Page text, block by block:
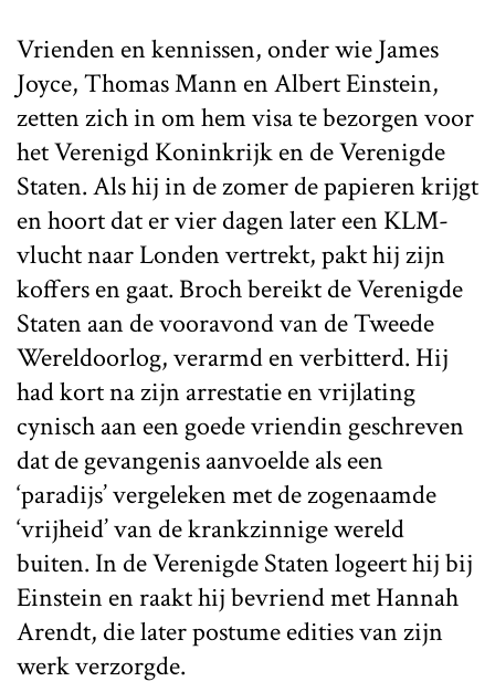
Vrienden en kennissen, onder wie James
Joyce, Thomas Mann en Albert Einstein,
zetten zich in om hem visa te bezorgen voor
het Verenigd Koninkrijk en de Verenigde
Staten. Als hij in de zomer de papieren krijgt
en hoort dat er vier dagen later een KLM-
vlucht naar Londen vertrekt, pakt hij zijn
koffers en gaat. Broch bereikt de Verenigde
Staten aan de vooravond van de Tweede
Wereldoorlog, verarmd en verbitterd. Hij
had kort na zijn arrestatie en vrijlating
cynisch aan een goede vriendin geschreven
dat de gevangenis aanvoelde als een
‘paradijs’ vergeleken met de zogenaamde
‘vrijheid’ van de krankzinnige wereld
buiten. In de Verenigde Staten logeert hij bij
Einstein en raakt hij bevriend met Hannah
Arendt, die later postume edities van zijn
werk verzorgde.